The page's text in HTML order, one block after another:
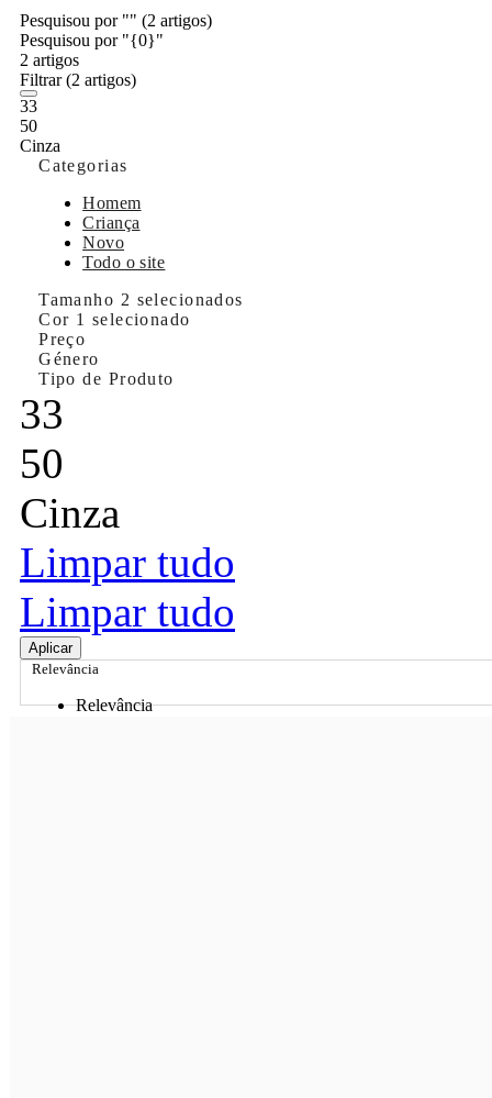
Pesquisou por "" (2 artigos)
Pesquisou por "{0}"
2 artigos
Filtrar(2 artigos)
33
50
Cinza
Categorias
Homem
Criança
Novo
Todo o site
Tamanho 2 selecionados
Cor 1 selecionado
Preço
Género
Tipo de Produto
33
50
Cinza
Limpar tudo
Limpar tudo
Aplicar
Relevância
Relevância